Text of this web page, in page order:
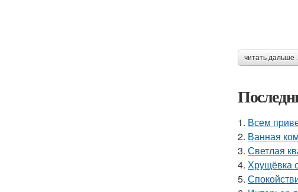
читать дальше
1. Всем
2. Ванная
3. Светлая
4. Хрущёвка
5.